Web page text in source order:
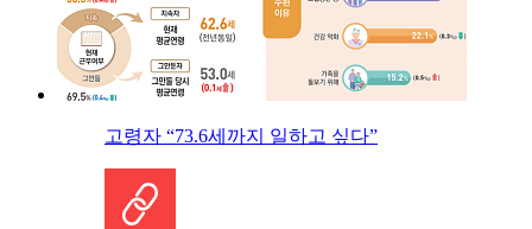
고령자 “73.6세까지 일하고 싶다”